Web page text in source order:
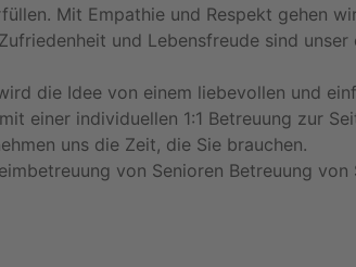
Mit Empathie und Respekt gehen
und Lebensfreude sind unser
die Idee von einem liebevollen und
einer individuellen 1:1 Betreuung zur
uns die Zeit, die Sie brauchen.
von Senioren Betreuung